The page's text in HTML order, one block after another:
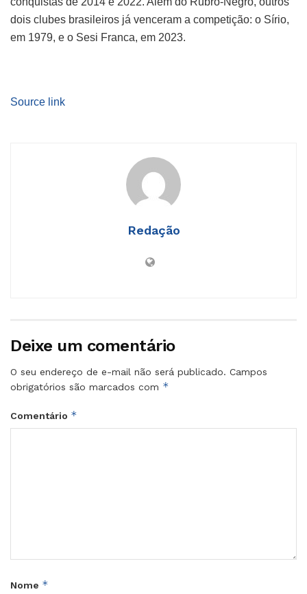
dois clubes brasileiros já venceram a competição: o Sírio,
em 1979, e o Sesi Franca, em 2023.
Source link
Redação
Deixe um comentário
O seu endereço de e-mail não será publicado. Campos
obrigatórios são marcados com *
Comentário *
Nome *